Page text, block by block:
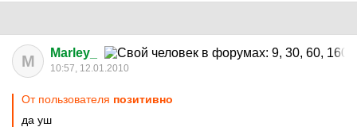
M Marley_
10:57, 12.01.2010
От пользователя позитивно
да уш